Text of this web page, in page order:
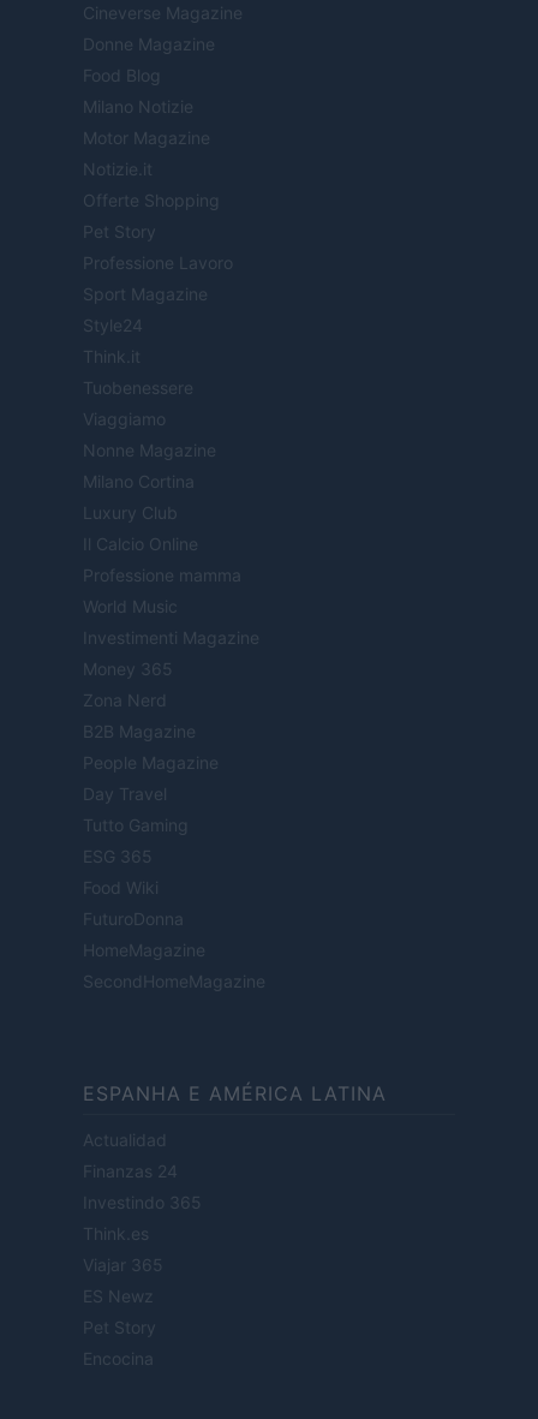
Cineverse Magazine
Donne Magazine
Food Blog
Milano Notizie
Motor Magazine
Notizie.it
Offerte Shopping
Pet Story
Professione Lavoro
Sport Magazine
Style24
Think.it
Tuobenessere
Viaggiamo
Nonne Magazine
Milano Cortina
Luxury Club
Il Calcio Online
Professione mamma
World Music
Investimenti Magazine
Money 365
Zona Nerd
B2B Magazine
People Magazine
Day Travel
Tutto Gaming
ESG 365
Food Wiki
FuturoDonna
HomeMagazine
SecondHomeMagazine
ESPANHA E AMÉRICA LATINA
Actualidad
Finanzas 24
Investindo 365
Think.es
Viajar 365
ES Newz
Pet Story
Encocina